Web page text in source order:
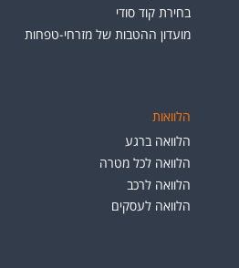
בחירת קוד סודי
מועדון ההטבות של מזרחי-טפחות
הלוואות
הלוואה ברגע
הלוואה לכל מטרה
הלוואה לרכב
הלוואה לעסקים